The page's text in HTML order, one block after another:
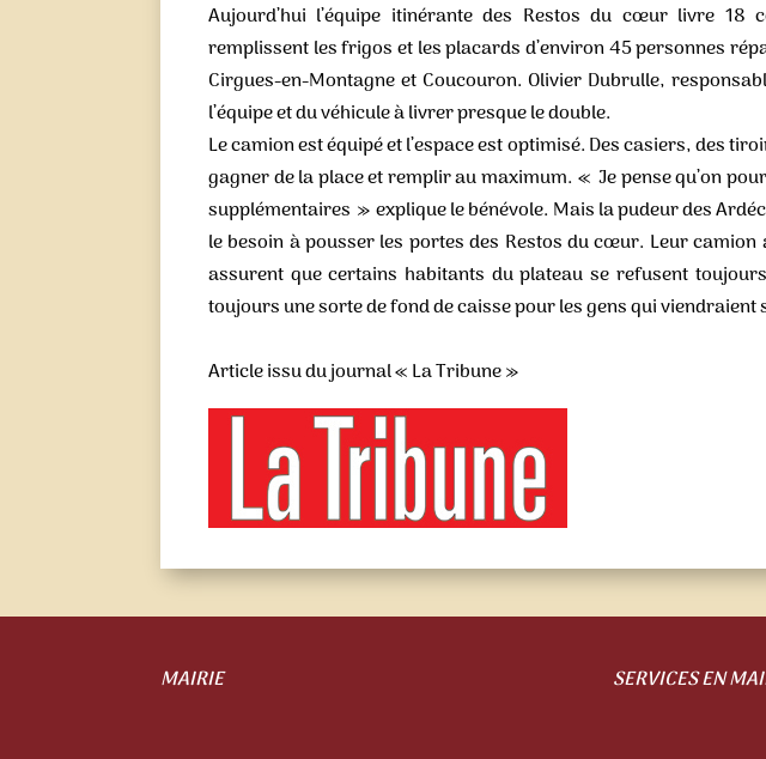
Aujourd’hui l’équipe itinérante des Restos du cœur livre 18
remplissent les frigos et les placards d’environ 45 personnes
Cirgues-en-Montagne et Coucouron. Olivier Dubrulle,
l’équipe et du véhicule à livrer presque le double.
Le camion est équipé et l’espace est optimisé. Des casiers, des
gagner de la place et remplir au maximum. « Je pense qu’on
supplémentaires » explique le bénévole. Mais la pudeur des
le besoin à pousser les portes des Restos du cœur. Leur camion
assurent que certains habitants du plateau se refusent
toujours une sorte de fond de caisse pour les gens qui viendraient
Article issu du journal « La Tribune »
MAIRIE SERVICES EN